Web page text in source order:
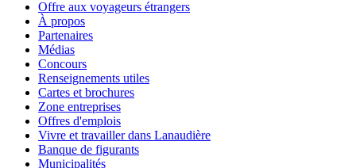
Offre aux voyageurs étrangers
À propos
Partenaires
Médias
Concours
Renseignements utiles
Cartes et brochures
Zone entreprises
Offres d'emplois
Vivre et travailler dans Lanaudière
Banque de figurants
Municipalités